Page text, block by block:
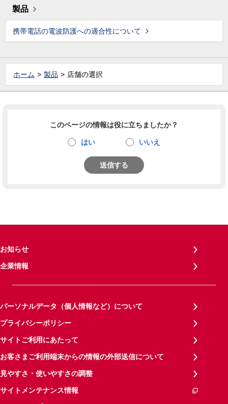
製品
携帯電話の電波防護への適合性について
ホーム 製品 店舗の選択
このページの情報は役に立ちましたか？
はい いいえ
送信する
お知らせ
企業情報
パーソナルデータ（個人情報など）について
プライバシーポリシー
サイトご利用にあたって
お客さまご利用端末からの情報の外部送信について
見やすさ・使いやすさの調整
サイトメンテナンス情報